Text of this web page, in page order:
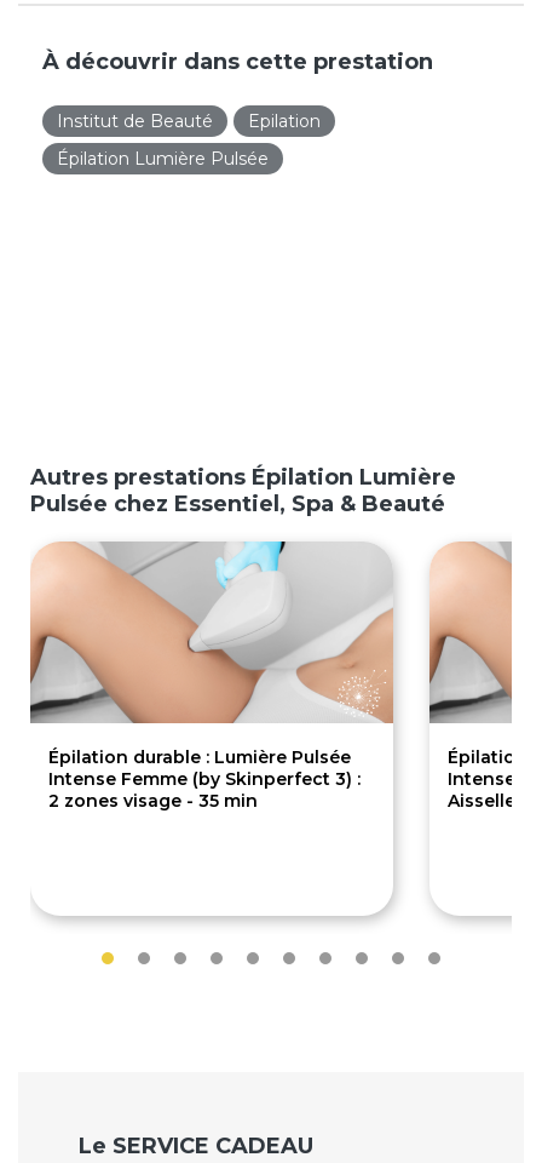
À découvrir dans cette prestation
Institut de Beauté
Epilation
Épilation Lumière Pulsée
Autres prestations Épilation Lumière
Pulsée chez Essentiel, Spa & Beauté
Épilation durable : Lumière Pulsée
Intense Femme (by Skinperfect 3) :
2 zones visage - 35 min
Épilation
Intense
Aisselles
Le SERVICE CADEAU